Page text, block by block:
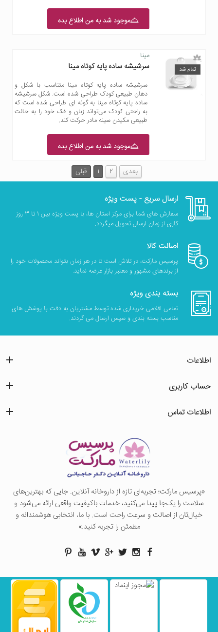
موجود شد به من اطلاع بده
تمام شد
مینا
سرشیشه ساده پایه کوتاه مینا
سرشیشه ساده پایه کوتاه مینا متناسب با شکل و
دهان طبیعی کودک طراحی شده است. شکل سرشیشه
ساده پایه کوتاه مینا به گونه ای طراحی شده است که
به راحتی کودک می‌تواند زبان و فک خود را به حالت
طبیعی مکیدن سینه مادر حرکت کند.
موجود شد به من اطلاع بده
قبلی 1 2 بعدی
ارسال سریع - پست ویژه
سفارش های شما برای مرکز استان ها، با پست ویژه بین 1 تا 3 روز
کاری از زمان ارسال تحویل میگردد.
اصالت کالا
پرسیس مارکت، در تلاش است تا در هر زمان بتواند محصولات خود را
از برندهای مشهور و معتبر بازار عرضه نماید.
بسته بندی ویژه
تمامی اقلامی خریداری شده توسط مشتریان به دقت با پوشش های
مناسب بسته بندی و سپس ارسال می گردند.
«پرسيس ماركت؛ تجربه‌ای تازه از داروخانه آنلاین. جایی که بهترین‌های
سلامت را یک‌جا پیدا می‌کنید، خدمات باکیفیت واقعی ارائه می‌شود و
خیال‌تان از اصالت و سرعت راحت است. با ما، انتخابی هوشمندانه و
مطمئن را تجربه کنید.»
اطلاعات
حساب کاربری
اطلاعات تماس